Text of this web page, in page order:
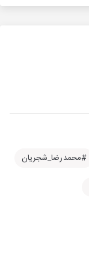
#محمدرضا_شجریان